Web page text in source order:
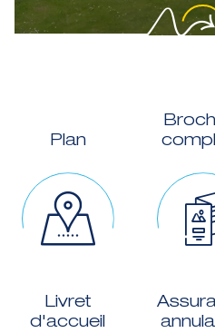
Plan
Livret
d'accueil